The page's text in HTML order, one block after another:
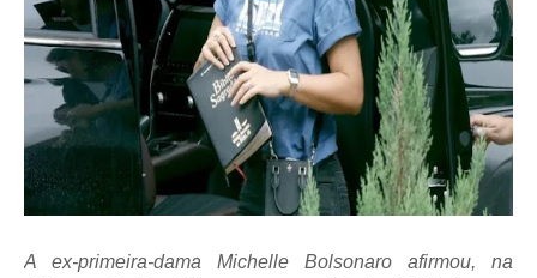
A ex-primeira-dama Michelle Bolsonaro afirmou, na